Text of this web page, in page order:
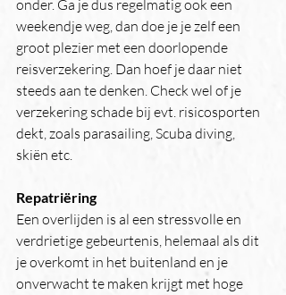
onder. Ga je dus regelmatig ook een
weekendje weg, dan doe je je zelf een
groot plezier met een doorlopende
reisverzekering. Dan hoef je daar niet
steeds aan te denken. Check wel of je
verzekering schade bij evt. risicosporten
dekt, zoals parasailing, Scuba diving,
skiën etc.
Repatriëring
Een overlijden is al een stressvolle en
verdrietige gebeurtenis, helemaal als dit
je overkomt in het buitenland en je
onverwacht te maken krijgt met hoge